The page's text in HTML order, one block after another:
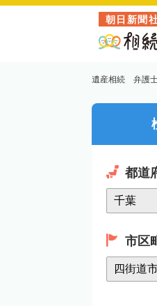
朝日新聞
遺産相続 弁護
都道
市区